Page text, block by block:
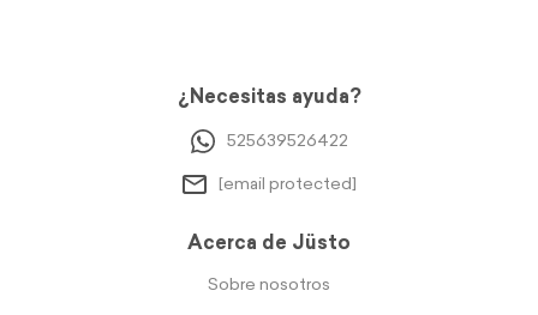
¿Necesitas ayuda?
525639526422
[email protected]
Acerca de Jüsto
Sobre nosotros